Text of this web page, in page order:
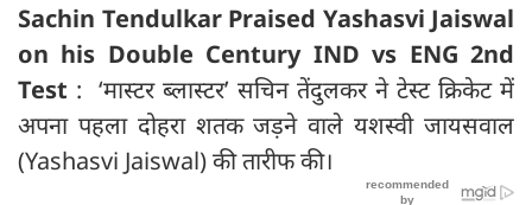
Sachin Tendulkar Praised Yashasvi Jaiswal
on his Double Century IND vs ENG 2nd
Test : ‘मास्टर ब्लास्टर’ सचिन तेंदुलकर ने टेस्ट क्रिकेट में
अपना पहला दोहरा शतक जड़ने वाले यशस्वी जायसवाल
(Yashasvi Jaiswal) की तारीफ की।